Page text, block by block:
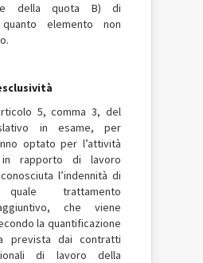
della quota B) di
elemento non
5, comma 3, del
in esame, per
optato per l’attività
in rapporto di lavoro
l’indennità di
quale trattamento
che viene
la quantificazione
prevista dai contratti
di lavoro della